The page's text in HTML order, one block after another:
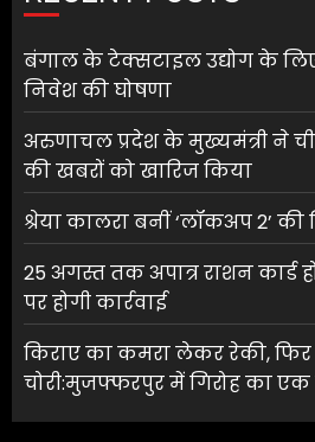
बंगाल के टेक्सटाइल उद्योग के
निवेश की घोषणा
अरुणाचल प्रदेश के मुख्यमंत्री ने
की खबरों को खारिज किया
श्रेया कालरा बनीं ‘लॉकअप 2’ की
25 अगस्त तक अपात्र राशन कार्ड
पर होगी कार्रवाई
किराए का कमरा लेकर रेकी,
चोरी:मुजफ्फरपुर में गिरोह का